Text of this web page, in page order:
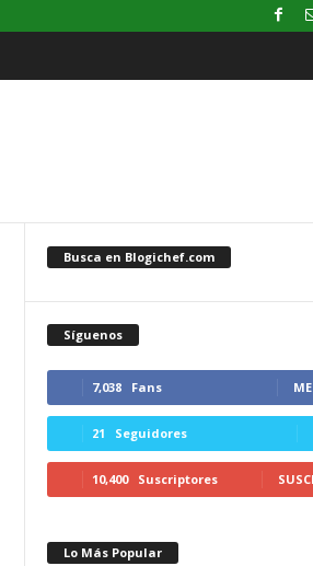
Busca en Blogichef.com
Síguenos
7,038 Fans
21 Seguidores
10,400 Suscriptores
Lo Más Popular